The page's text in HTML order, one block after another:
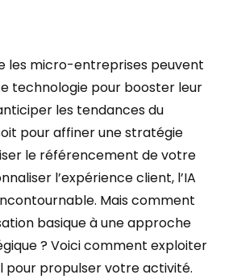
les micro-entreprises peuvent
technologie pour booster leur
les tendances du
pour affiner une stratégie
le référencement de votre
l’expérience client, l’IA
Mais comment
basique à une approche
? Voici comment exploiter
pour propulser votre activité.